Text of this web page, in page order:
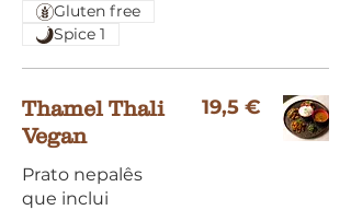
Gluten free
Spice 1
Thamel Thali
Vegan
Prato nepalês
que inclui
19,5 €